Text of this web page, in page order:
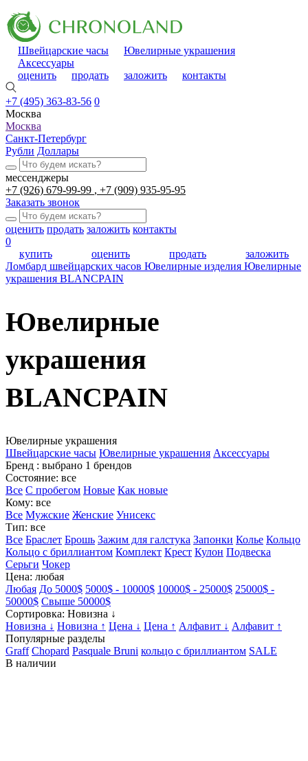
Швейцарские часы
Ювелирные украшения
Аксессуары
оценить
продать заложить контакты
+7 (495) 363-83-56 0
Москва
Москва
Санкт-Петербург
Рубли Доллары
мессенджеры
+7 (926) 679-99-99
+7 (909) 935-95-95
Заказать звонок
оценить продать заложить контакты
0
купить
оценить продать
заложить
Ломбард швейцарских часов Ювелирные изделия Ювелирные
украшения BLANCPAIN
Ювелирные
украшения
BLANCPAIN
Ювелирные украшения
Швейцарские часы Ювелирные украшения Аксессуары
Бренд : выбрано 1 брендов
Состояние: все
Все С пробегом Новые Как новые
Кому: все
Все Мужские Женские Унисекс
Тип: все
Все Браслет Брошь Зажим для галстука Запонки Колье Кольцо
Кольцо с бриллиантом Комплект Крест Кулон Подвеска
Серьги Чокер
Цена: любая
Любая До 5000$ 5000$ - 10000$ 10000$ - 25000$ 25000$ -
50000$ Свыше 50000$
Сортировка: Новизна ↓
Новизна ↓ Новизна ↑ Цена ↓ Цена ↑ Алфавит ↓ Алфавит ↑
Популярные разделы
Graff Chopard Pasquale Bruni кольцо с бриллиантом SALE
В наличии